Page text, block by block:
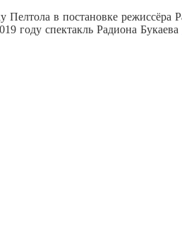
Пелтола в постановке режиссёра
году спектакль Радиона Букаева